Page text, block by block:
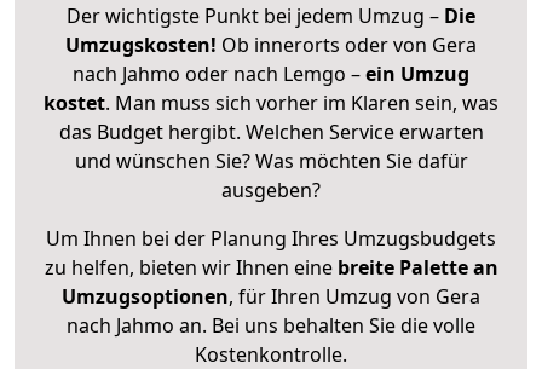
Der wichtigste Punkt bei jedem Umzug – Die
Umzugskosten! Ob innerorts oder von Gera
nach Jahmo oder nach Lemgo –ein Umzug
kostet. Man muss sich vorher im Klaren sein, was
das Budget hergibt. Welchen Service erwarten
und wünschen Sie? Was möchten Sie dafür
ausgeben?
Um Ihnen bei der Planung Ihres Umzugsbudgets
zu helfen, bieten wir Ihnen eine breite Palette an
Umzugsoptionen, für Ihren Umzug von Gera
nach Jahmo an. Bei uns behalten Sie die volle
Kostenkontrolle.